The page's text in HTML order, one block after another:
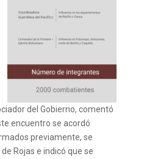
del Gobierno, comentó
encuentro se acordó
previamente, se
Rojas e indicó que se